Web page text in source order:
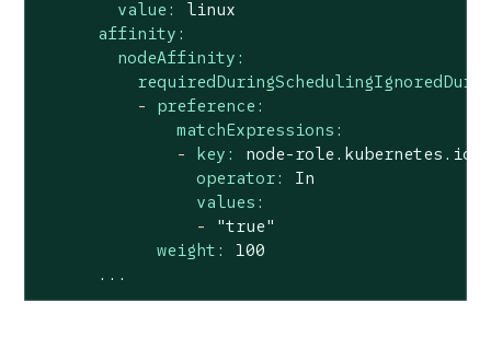
value:
linux
affinity:
nodeAffinity:
-
preference:
matchExpressions:
-
key:
node-role.kubernetes.io/
operator:
In
values:
-
"true"
weight:
100
...